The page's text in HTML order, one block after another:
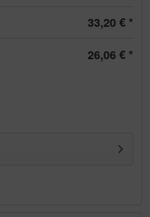
33,20 € *
26,06 € *